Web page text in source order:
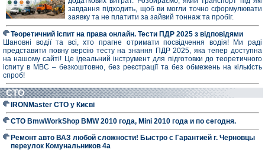
завдання підходить, щоб ви могли точно сформулювати
заявку та не платити за зайвий тоннаж та пробіг.
Теоретичний іспит на права онлайн. Тести ПДР 2025 з відповідями
Шановні водії та всі, хто прагне отримати посвідчення водія! Ми раді
представити повну версію тесту на знання ПДР 2025, яка тепер доступна
на нашому сайті! Це ідеальний інструмент для підготовки до теоретичного
іспиту в МВС – безкоштовно, без реєстрації та без обмежень на кількість
спроб!
СТО
IRONMaster СТО у Києві
СТО BmwWorkShop BMW 2010 года, Mini 2010 года и по сегодня.
Ремонт авто ВАЗ любой сложности! Быстро с Гарантией г. Черновцы
переулок Комунальников 4а